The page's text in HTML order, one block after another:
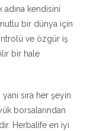
adına kendisini
bir dünya için
ve özgür iş
bir hale
sıra her şeyin
borsalarından
Herbalife en iyi